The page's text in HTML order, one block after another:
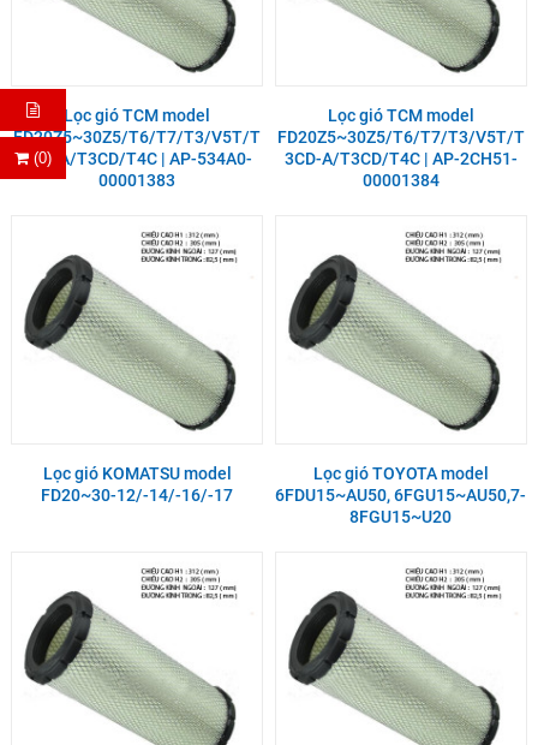
(0)
Lọc gió TCM model
FD20Z5~30Z5/T6/T7/T3/V5T/T
3CD-A/T3CD/T4C | AP-534A0-
00001383
Lọc gió TCM model
FD20Z5~30Z5/T6/T7/T3/V5T/T
3CD-A/T3CD/T4C | AP-2CH51-
00001384
Lọc gió KOMATSU model
FD20~30-12/-14/-16/-17
Lọc gió TOYOTA model
6FDU15~AU50, 6FGU15~AU50,7-
8FGU15~U20